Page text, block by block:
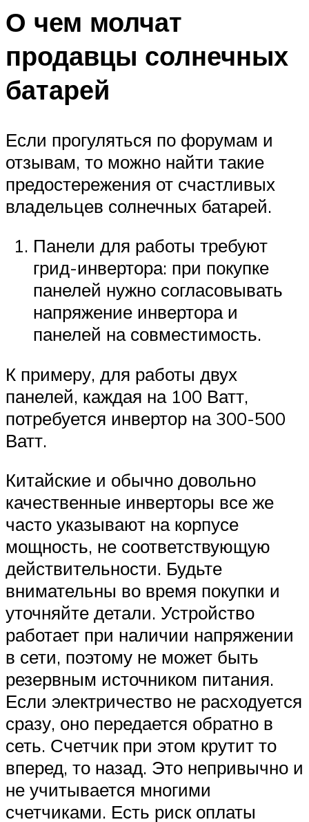
О чем молчат
продавцы солнечных
батарей
Если прогуляться по форумам и
отзывам, то можно найти такие
предостережения от счастливых
владельцев солнечных батарей.
Панели для работы требуют
грид-инвертора: при покупке
панелей нужно согласовывать
напряжение инвертора и
панелей на совместимость.
К примеру, для работы двух
панелей, каждая на 100 Ватт,
потребуется инвертор на 300-500
Ватт.
Китайские и обычно довольно
качественные инверторы все же
часто указывают на корпусе
мощность, не соответствующую
действительности. Будьте
внимательны во время покупки и
уточняйте детали. Устройство
работает при наличии напряжении
в сети, поэтому не может быть
резервным источником питания.
Если электричество не расходуется
сразу, оно передается обратно в
сеть. Счетчик при этом крутит то
вперед, то назад. Это непривычно и
не учитывается многими
счетчиками. Есть риск оплаты